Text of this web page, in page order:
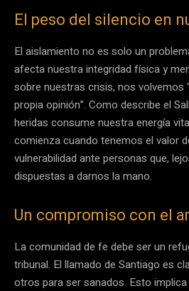
El peso del silencio en
El aislamiento no es solo un
afecta nuestra integridad física y
sobre nuestras crisis, nos volvemos
propia opinión”. Como describe el
heridas consume nuestra energía
comienza cuando tenemos el valor
vulnerabilidad ante personas que,
dispuestas a darnos la mano.
Un compromiso con el
La comunidad de fe debe ser un
tribunal. El llamado de Santiago es
otros para ser sanados. Esto